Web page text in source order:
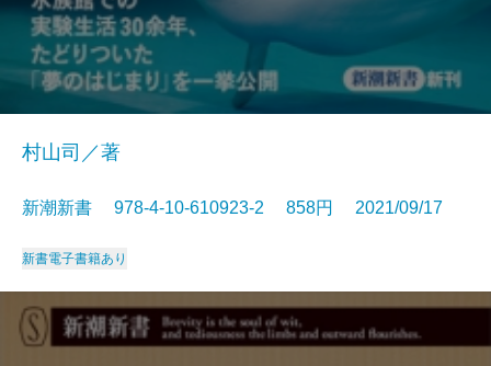
村山司／著
新潮新書 978-4-10-610923-2 858円 2021/09/17
新書電子書籍あり